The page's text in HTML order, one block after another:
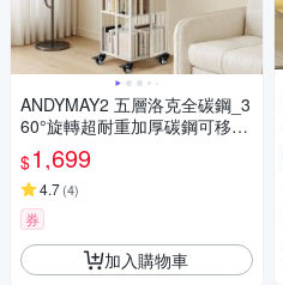
ANDYMAY2 五層洛克全碳鋼_3
60°旋轉超耐重加厚碳鋼可移動
書櫃 OH-K123【書架 收納架
置物架 層架 收納櫃】
$1,699
4.7(4)
券
加入購物車